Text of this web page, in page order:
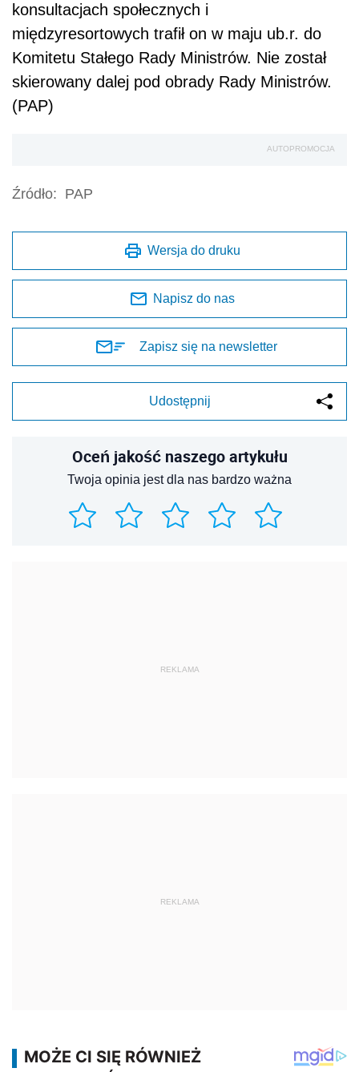
konsultacjach społecznych i
międzyresortowych trafił on w maju ub.r. do
Komitetu Stałego Rady Ministrów. Nie został
skierowany dalej pod obrady Rady Ministrów.
(PAP)
AUTOPROMOCJA
Źródło: PAP
Wersja do druku
Napisz do nas
Zapisz się na newsletter
Udostępnij
Oceń jakość naszego artykułu
Twoja opinia jest dla nas bardzo ważna
REKLAMA
REKLAMA